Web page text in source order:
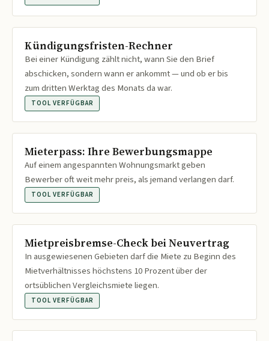
Kündigungsfristen-Rechner
Bei einer Kündigung zählt nicht, wann Sie den Brief
abschicken, sondern wann er ankommt — und ob er bis
zum dritten Werktag des Monats da war.
TOOL VERFÜGBAR
Mieterpass: Ihre Bewerbungsmappe
Auf einem angespannten Wohnungsmarkt geben
Bewerber oft weit mehr preis, als jemand verlangen darf.
TOOL VERFÜGBAR
Mietpreisbremse-Check bei Neuvertrag
In ausgewiesenen Gebieten darf die Miete zu Beginn des
Mietverhältnisses höchstens 10 Prozent über der
ortsüblichen Vergleichsmiete liegen.
TOOL VERFÜGBAR